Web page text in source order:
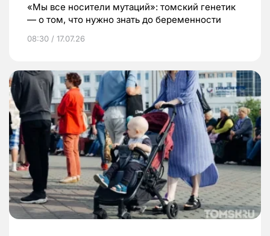
«Мы все носители мутаций»: томский генетик
— о том, что нужно знать до беременности
08:30 / 17.07.26